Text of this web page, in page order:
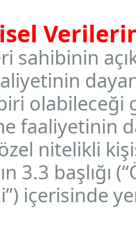
sahibinin
olabileceği
faaliyetinin
nitelikli
3.3 başlığı
içerisinde